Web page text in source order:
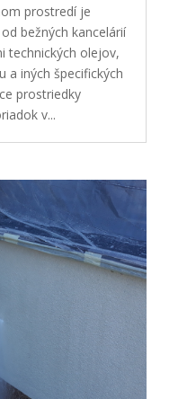
prostredí je
bežných kancelárií
technických olejov,
a iných špecifických
prostriedky
v...